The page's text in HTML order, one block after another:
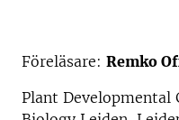
Föreläsare: Remko
Plant